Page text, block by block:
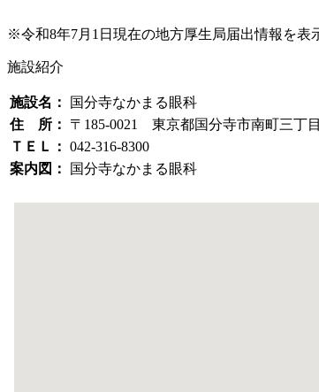
※令和8年7月1日現在の地方厚生局届出情報を表
施設紹介
施設名：
国分寺なかまる眼科
住 所：
〒185-0021 東京都国分寺市南町三丁
ＴＥＬ： 042-316-8300
案内図：
国分寺なかまる眼科